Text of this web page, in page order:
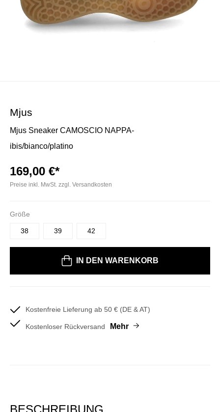
Mjus
Mjus Sneaker CAMOSCIO NAPPA-
ibis/bianco/platino
169,00 €*
Preise inkl. MwSt. zzgl. Versandkosten
Größe
38 39 42
IN DEN WARENKORB
Kostenfreie Lieferung ab 50 € (DE & AT)
Kostenloser Rückversand Mehr
BESCHREIBUNG